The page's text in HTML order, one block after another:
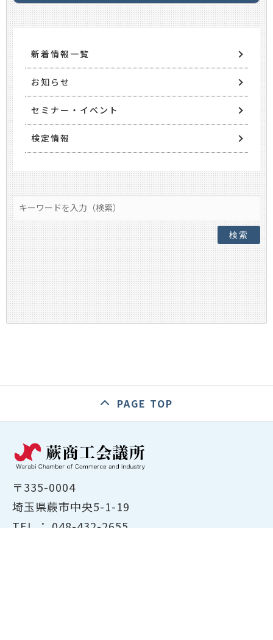
新着情報一覧
お知らせ
セミナー・イベント
検定情報
検索
PAGE TOP
〒335-0004
埼玉県蕨市中央5-1-19
TEL ： 048-432-2655